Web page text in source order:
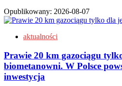
Opublikowany: 2026-08-07
aktualności
Prawie 20 km gazociągu
biometanowni. W Polsce
inwestycja